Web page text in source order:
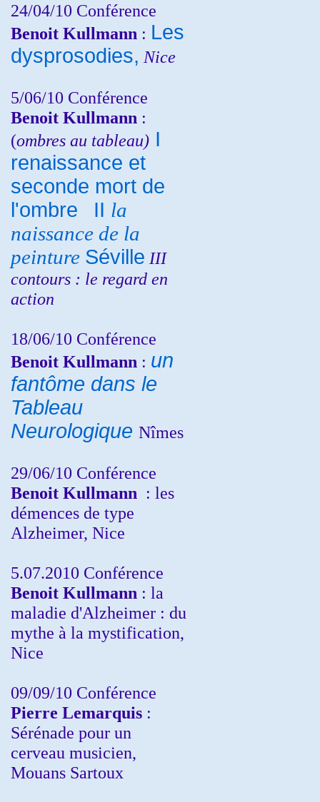
24/04/10 Conférence
Benoit Kullmann : Les
dysprosodies, Nice
5/06/10 Conférence
Benoit Kullmann :
(ombres au tableau) I
renaissance et
seconde mort de
l'ombre
II la
naissance de la
peinture Séville III
contours : le regard en
action
18/06/10 Conférence
Benoit Kullmann : un
fantôme dans le
Tableau
Neurologique Nîmes
29/06/10 Conférence
Benoit Kullmann : les
démences de type
Alzheimer, Nice
5.07.2010 Conférence
Benoit Kullmann : la
maladie d'Alzheimer : du
mythe à la mystification,
Nice
09/09/10 Conférence
Pierre Lemarquis :
Sérénade pour un
cerveau musicien,
Mouans Sartoux